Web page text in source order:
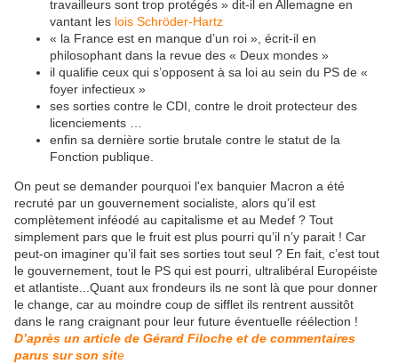
travailleurs sont trop protégés » dit-il en Allemagne en
vantant les lois Schröder-Hartz
« la France est en manque d’un roi », écrit-il en
philosophant dans la revue des « Deux mondes »
il qualifie ceux qui s’opposent à sa loi au sein du PS de «
foyer infectieux »
ses sorties contre le CDI, contre le droit protecteur des
licenciements …
enfin sa dernière sortie brutale contre le statut de la
Fonction publique.
On peut se demander pourquoi l'ex banquier Macron a été
recruté par un gouvernement socialiste, alors qu’il est
complètement inféodé au capitalisme et au Medef ? Tout
simplement pars que le fruit est plus pourri qu’il n’y parait ! Car
peut-on imaginer qu’il fait ses sorties tout seul ? En fait, c’est tout
le gouvernement, tout le PS qui est pourri, ultralibéral Européiste
et atlantiste...Quant aux frondeurs ils ne sont là que pour donner
le change, car au moindre coup de sifflet ils rentrent aussitôt
dans le rang craignant pour leur future éventuelle réélection !
D’après un article de Gérard Filoche et de commentaires
parus sur son site